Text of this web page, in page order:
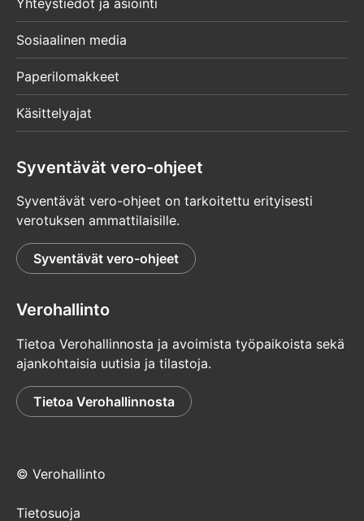
Sosiaalinen media
Paperilomakkeet
Käsittelyajat
Syventävät vero-ohjeet
Syventävät vero-ohjeet on tarkoitettu erityisesti
verotuksen ammattilaisille.
Syventävät vero-ohjeet
Verohallinto
Tietoa Verohallinnosta ja avoimista työpaikoista sekä
ajankohtaisia uutisia ja tilastoja.
Tietoa Verohallinnosta
© Verohallinto
Tietosuoja